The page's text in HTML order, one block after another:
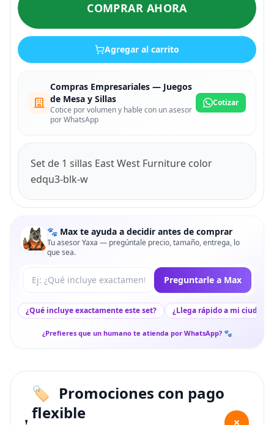
COMPRAR AHORA
Agregar al carrito
Compras Empresariales — Juegos
de Mesa y Sillas
Cotice por volumen y hable con un asesor
por WhatsApp
Cotizar
Set de 1 sillas East West Furniture color
edqu3-blk-w
🐾 Max te ayuda a decidir antes de comprar
Tu asesor Yaxa — pregúntale precio, tamaño, entrega, lo
que sea.
Tu pregunta a Max Preguntarle a Max
¿Qué incluye exactamente este set? ¿Llega rápido a mi ciudad?
¿Prefieres que un humano te atienda por WhatsApp? 🐾
Promociones con pago
flexible